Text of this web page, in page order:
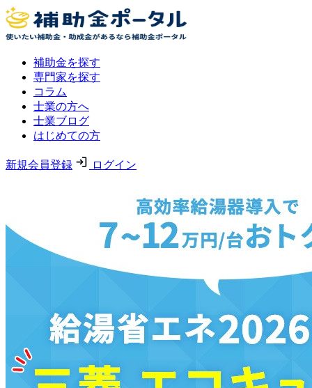
補助金を探す
専門家を探す
コラム
士業の方へ
士業ブログ
はじめての方
新規会員登録 ログイン